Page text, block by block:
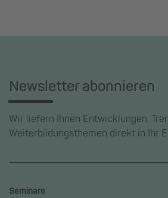
Newsletter abonnieren
Wir liefern Ihnen Entwicklungen,
Weiterbildungsthemen direkt in Ihr
Seminare